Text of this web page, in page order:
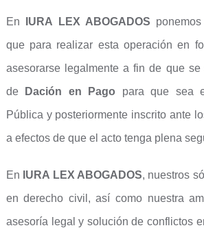
En IURA LEX ABOGADOS
que para realizar esta operación en
asesorarse legalmente a fin de que
de
Dación en Pago para que sea
Pública y posteriormente inscrito ante
a efectos de que el acto tenga plena
En IURA LEX ABOGADOS, nuestros
en derecho civil, así como nuestra
asesoría legal y solución de conflictos